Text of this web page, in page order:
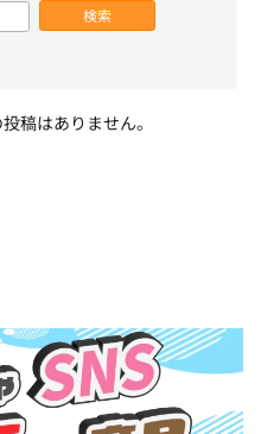
検索
稿はありません。